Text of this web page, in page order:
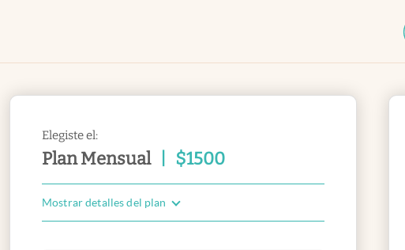
Elegiste el:
Plan Mensual $1500
Mostrar detalles del plan